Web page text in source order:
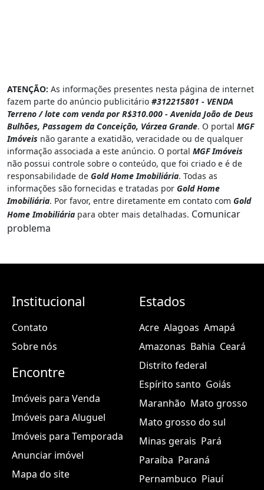
ATENÇÃO: As informações presentes nesta página de internet
fazem parte do anúncio publicitário #312215801 - VENDA
Terreno / lote com venda por R$310.000 - Avenida João de Deus
Bulhões, Passagem da Conceição, Várzea Grande. O portal MGF
Imóveis não garante a exatidão, veracidade ou de qualquer
informação associada a este anúncio. O portal MGF Imóveis
não possui controle sobre o conteúdo, que foi criado e é de
responsabilidade de Gold Home Imobiliária. Todas as
informações são fornecidas e tratadas por Gold Home
Imobiliária. Por favor, entre diretamente em contato com Gold
Home Imobiliária para obter mais detalhadas. Comunicar
problema
Institucional
Contato
Sobre nós
Encontre
Imóveis para Venda
Imóveis para Aluguel
Imóveis para Temporada
Anunciar imóvel
Mapa do site
Estados
Acre Alagoas Amapá
Amazonas Bahia Ceará
Distrito federal
Espírito santo Goiás
Maranhão Mato grosso
Mato grosso do sul
Minas gerais Pará
Paraíba Paraná
Pernambuco Piauí